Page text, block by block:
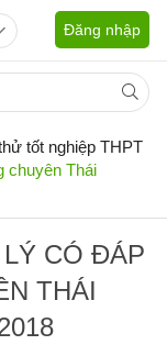
Đăng nhập
tốt nghiệp THPT
chuyên Thái
CÓ ĐÁP
THÁI